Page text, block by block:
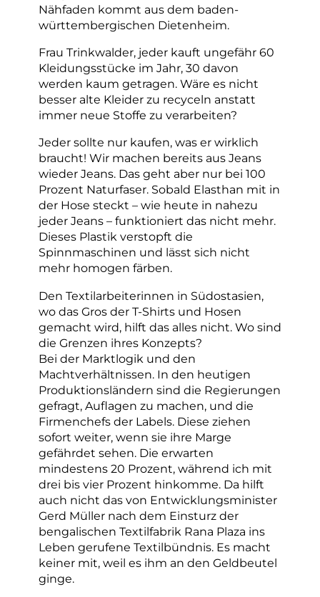
Nähfaden kommt aus dem baden-
württembergischen Dietenheim.
Frau Trinkwalder, jeder kauft ungefähr 60
Kleidungsstücke im Jahr, 30 davon
werden kaum getragen. Wäre es nicht
besser alte Kleider zu recyceln anstatt
immer neue Stoffe zu verarbeiten?
Jeder sollte nur kaufen, was er wirklich
braucht! Wir machen bereits aus Jeans
wieder Jeans. Das geht aber nur bei 100
Prozent Naturfaser. Sobald Elasthan mit in
der Hose steckt – wie heute in nahezu
jeder Jeans – funktioniert das nicht mehr.
Dieses Plastik verstopft die
Spinnmaschinen und lässt sich nicht
mehr homogen färben.
Den Textilarbeiterinnen in Südostasien,
wo das Gros der T-Shirts und Hosen
gemacht wird, hilft das alles nicht. Wo sind
die Grenzen ihres Konzepts?
Bei der Marktlogik und den
Machtverhältnissen. In den heutigen
Produktionsländern sind die Regierungen
gefragt, Auflagen zu machen, und die
Firmenchefs der Labels. Diese ziehen
sofort weiter, wenn sie ihre Marge
gefährdet sehen. Die erwarten
mindestens 20 Prozent, während ich mit
drei bis vier Prozent hinkomme. Da hilft
auch nicht das von Entwicklungsminister
Gerd Müller nach dem Einsturz der
bengalischen Textilfabrik Rana Plaza ins
Leben gerufene Textilbündnis. Es macht
keiner mit, weil es ihm an den Geldbeutel
ginge.